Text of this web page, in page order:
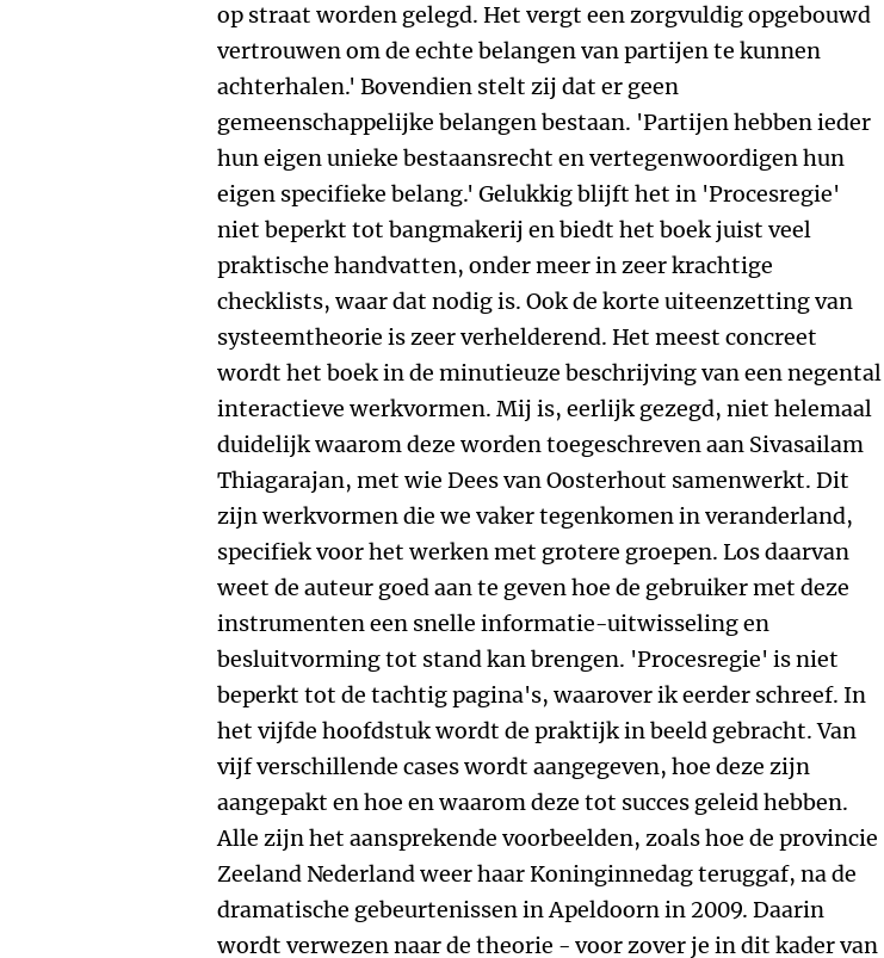
op straat worden gelegd. Het vergt een zorgvuldig opgebouwd
vertrouwen om de echte belangen van partijen te kunnen
achterhalen.' Bovendien stelt zij dat er geen
gemeenschappelijke belangen bestaan. 'Partijen hebben ieder
hun eigen unieke bestaansrecht en vertegenwoordigen hun
eigen specifieke belang.' Gelukkig blijft het in 'Procesregie'
niet beperkt tot bangmakerij en biedt het boek juist veel
praktische handvatten, onder meer in zeer krachtige
checklists, waar dat nodig is. Ook de korte uiteenzetting van
systeemtheorie is zeer verhelderend. Het meest concreet
wordt het boek in de minutieuze beschrijving van een negental
interactieve werkvormen. Mij is, eerlijk gezegd, niet helemaal
duidelijk waarom deze worden toegeschreven aan Sivasailam
Thiagarajan, met wie Dees van Oosterhout samenwerkt. Dit
zijn werkvormen die we vaker tegenkomen in veranderland,
specifiek voor het werken met grotere groepen. Los daarvan
weet de auteur goed aan te geven hoe de gebruiker met deze
instrumenten een snelle informatie-uitwisseling en
besluitvorming tot stand kan brengen. 'Procesregie' is niet
beperkt tot de tachtig pagina's, waarover ik eerder schreef. In
het vijfde hoofdstuk wordt de praktijk in beeld gebracht. Van
vijf verschillende cases wordt aangegeven, hoe deze zijn
aangepakt en hoe en waarom deze tot succes geleid hebben.
Alle zijn het aansprekende voorbeelden, zoals hoe de provincie
Zeeland Nederland weer haar Koninginnedag teruggaf, na de
dramatische gebeurtenissen in Apeldoorn in 2009. Daarin
wordt verwezen naar de theorie - voor zover je in dit kader van